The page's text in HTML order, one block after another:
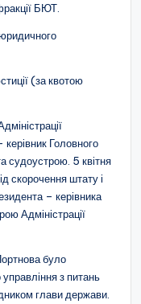
БЮТ.
(за квотою
керівник Головного
судоустрою. 5 квітня
скорочення штату і
– керівника
Адміністрації
було
з питань
глави держави.